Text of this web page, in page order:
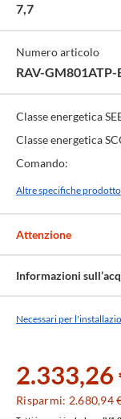
7,7
Numero articolo
RAV-
Classe energetica
Classe energetica
Comando:
Altre specifiche prodotto
Attenzione
Informazioni
Necessari per
2.333,26
Risparmi: 2.680,94